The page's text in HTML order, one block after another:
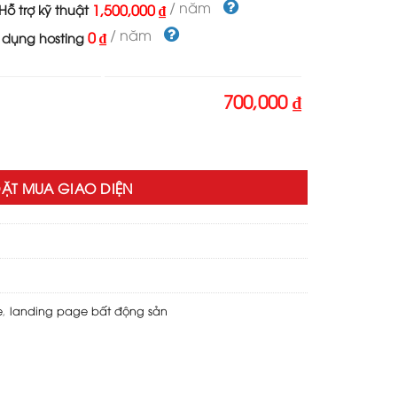
trợ kỹ thuật 1,500,000 ₫ / năm
hosting 0 ₫ / năm
700,000 ₫
08 số lượng
MUA GIAO DIỆN
, landing page bất động sản